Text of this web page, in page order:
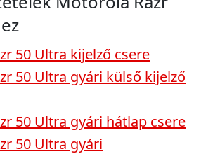
50 Ultra kijelző csere
50 Ultra gyári külső kijelző
50 Ultra gyári hátlap csere
50 Ultra gyári